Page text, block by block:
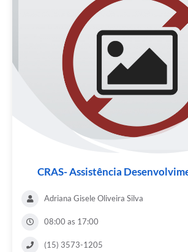
CRAS- Assistência
Adriana Gisele Oliveira Silva
08:00 as 17:00
(15) 3573-1205